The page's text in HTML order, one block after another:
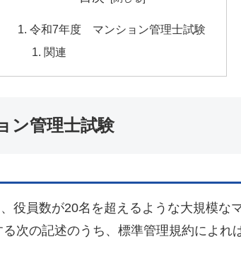
令和7年度 マンション管理士試験
関連
ン管理士試験
員数が20名を超えるような大規模な
次の記述のうち、標準管理規約によれ